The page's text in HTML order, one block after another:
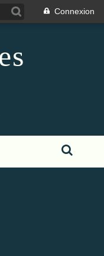
Connexion